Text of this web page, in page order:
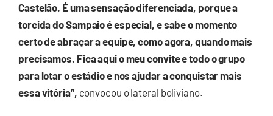
Castelão. É uma sensação diferenciada, porque a
torcida do Sampaio é especial, e sabe o momento
certo de abraçar a equipe, como agora, quando mais
precisamos. Fica aqui o meu convite e todo o grupo
para lotar o estádio e nos ajudar a conquistar mais
essa vitória”, convocou o lateral boliviano.